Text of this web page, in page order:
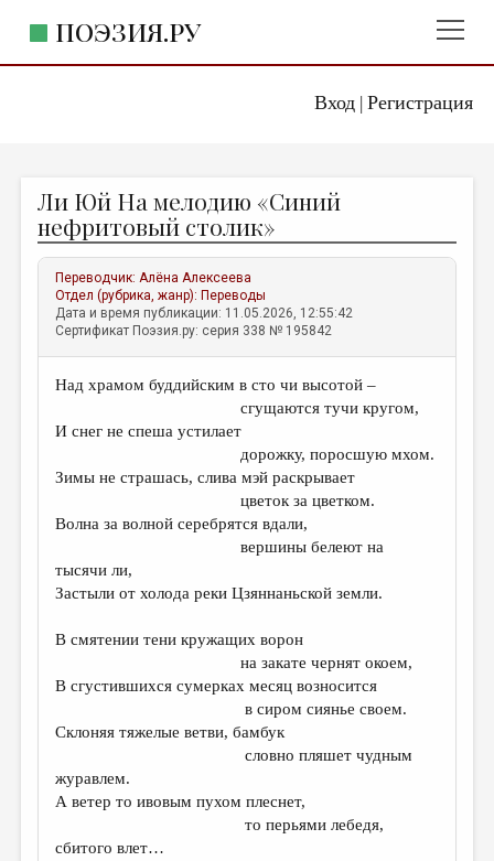
Вход| Регистрация
ПОЭЗИЯ.РУ
ЖАНРЫ
АВТОРЫ
КОММЕНТАРИИ
ЛИТСАЛОН
ИЗБРАННОЕ
ДАЙДЖЕСТ
ПРОИЗВЕДЕНИЯ
ПЕРЕВОДЫ
КОНКУРСЫ
ДЕТСКАЯ КОМНАТА
СТРАНИЦЫ ПАМЯТИ
Ли Юй На мелодию «Синий
нефритовый столик»
Переводчик:Алёна Алексеева
Отдел (рубрика, жанр): Переводы
Дата и время публикации: 11.05.2026, 12:55:42
Сертификат Поэзия.ру: серия 338 № 195842
Над храмом буддийским в сто чи высотой –
сгущаются тучи кругом,
И снег не спеша устилает
дорожку, поросшую мхом.
Зимы не страшась, слива мэй раскрывает
цветок за цветком.
Волна за волной серебрятся вдали,
вершины белеют на
тысячи ли,
Застыли от холода реки Цзяннаньской земли.
В смятении тени кружащих ворон
на закате чернят окоем,
В сгустившихся сумерках месяц возносится
в сиром сиянье своем.
Склоняя тяжелые ветви, бамбук
словно пляшет чудным
журавлем.
А ветер то ивовым пухом плеснет,
то перьями лебедя,
сбитого влет…